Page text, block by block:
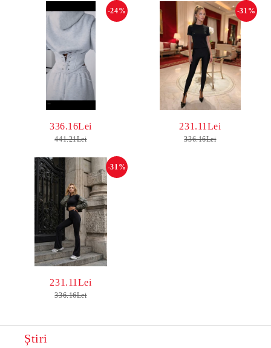
-24%
336.16Lei
441.21Lei
-31%
231.11Lei
336.16Lei
-31%
231.11Lei
336.16Lei
Știri